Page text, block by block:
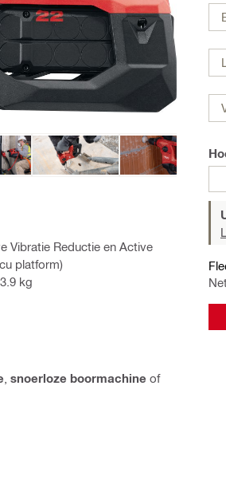
Vibratie Reductie en Active
platform)
kg
snoerloze boormachine of